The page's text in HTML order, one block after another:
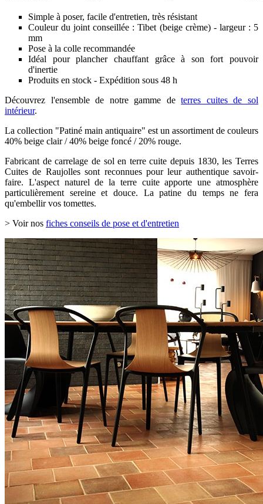
Simple à poser, facile d'entretien, très résistant
Couleur du joint conseillée : Tibet (beige crème) - largeur : 5
mm
Pose à la colle recommandée
Idéal pour plancher chauffant grâce à son fort pouvoir
d'inertie
Produits en stock - Expédition sous 48 h
Découvrez l'ensemble de notre gamme deterres cuites de sol
intérieur.
La collection "Patiné main antiquaire" est un assortiment de couleurs
40% beige clair / 40% beige foncé / 20% rouge.
Fabricant de carrelage de sol en terre cuite depuis 1830, les Terres
Cuites de Raujolles sont reconnues pour leur authentique savoir-
faire. L'aspect naturel de la terre cuite apporte une atmosphère
particulièrement sereine et douce. La patine du temps ne fera
qu'embellir vos tomettes.
> Voir nos fiches conseils de pose et d'entretien